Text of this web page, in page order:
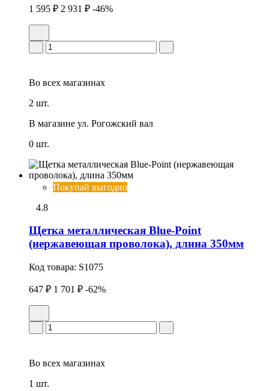
1 595 ₽ 2 931 ₽ -46%
Во всех магазинах
2 шт.
В магазине ул. Рогожский вал
0 шт.
Покупай выгодно
4.8
Щетка металлическая Blue-Point
(нержавеющая проволока), длина 350мм
Код товара: S1075
647 ₽ 1 701 ₽ -62%
Во всех магазинах
1 шт.